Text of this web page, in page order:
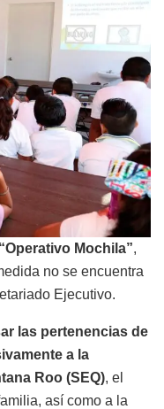
“Operativo Mochila”,
no se encuentra
Ejecutivo.
las pertenencias de
a la
Roo (SEQ), el
así como a la